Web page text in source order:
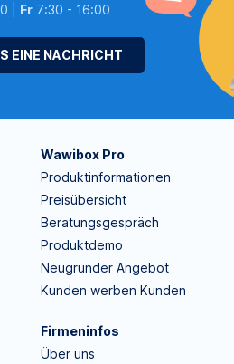
| Fr7:30 - 16:00
EINE NACHRICHT
Wawibox Pro
Produktinformationen
Preisübersicht
Beratungsgespräch
Produktdemo
Neugründer Angebot
Kunden werben Kunden
Firmeninfos
Über uns